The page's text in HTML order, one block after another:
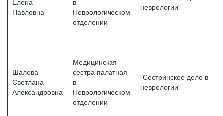
Павловна
Неврологическом
отделении
неврологии"
Шалова
Светлана
Александровна
Медицинская
сестра палатная
в
Неврологическом
отделении
"Сестринское дело в
неврологии"